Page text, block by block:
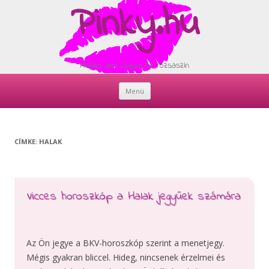
Pinky.hu
Minden ami csajos és rózsaszín
Menü
Skip
CÍMKE: HALAK
Vicces horoszkóp a Halak jegyűek számára
Az Ön jegye a BKV-horoszkóp szerint a menetjegy.
Mégis gyakran bliccel. Hideg, nincsenek érzelmei és